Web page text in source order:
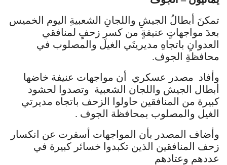
تمكنَ أبطالُ الجيشِ واللجانِ الشعبيةِ اليوم الخميس
بعدَ مواجهاتٍ عنيفةٍ من كسرِ زحفٍ لمنافقي
العدوانِ باتجاهِ مديريتَي الغيل والمصلوب في
محافظةِ الجوف.
وأفاد مصدر عسكري أن مواجهات عنيفة خاضها
أبطال الجيش واللجان الشعبية وتصدوا لحشود
كبيرة من المنافقين حاولوا الزحف باتجاه مديرتي
الغيل والمصلوب بمحافظة الجوف .
وأضاف المصدر بأن المواجهات أسفرت عن انكسار
زحف المنافقين الذين تكبدوا خسائر كبيرة في
عددهم وعتادهم